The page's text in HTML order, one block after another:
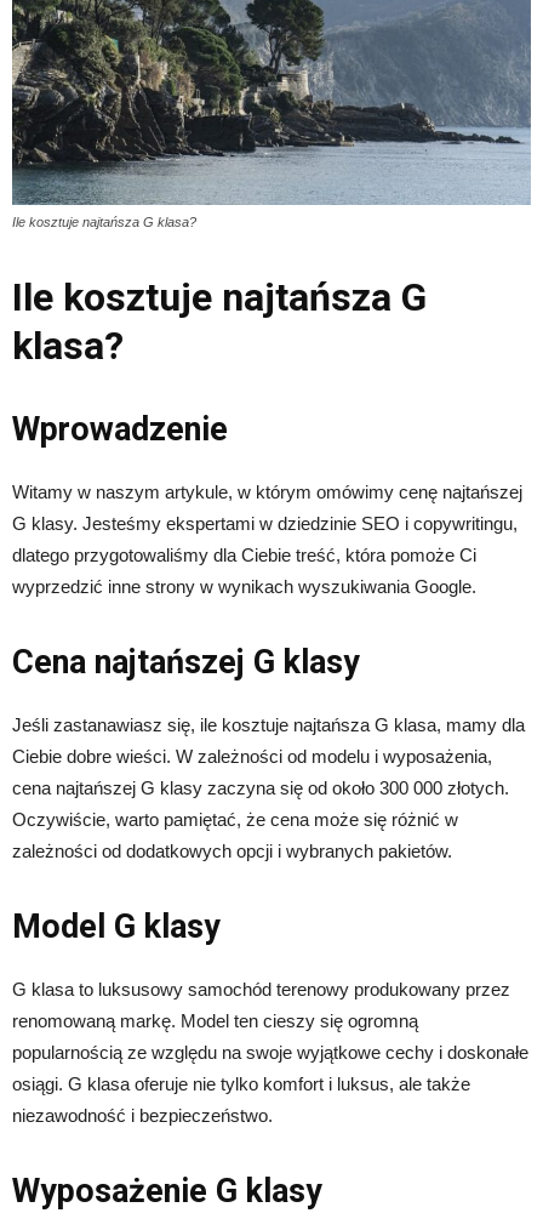
Ile kosztuje najtańsza G klasa?
Ile kosztuje najtańsza G
klasa?
Wprowadzenie
Witamy w naszym artykule, w którym omówimy cenę najtańszej
G klasy. Jesteśmy ekspertami w dziedzinie SEO i copywritingu,
dlatego przygotowaliśmy dla Ciebie treść, która pomoże Ci
wyprzedzić inne strony w wynikach wyszukiwania Google.
Cena najtańszej G klasy
Jeśli zastanawiasz się, ile kosztuje najtańsza G klasa, mamy dla
Ciebie dobre wieści. W zależności od modelu i wyposażenia,
cena najtańszej G klasy zaczyna się od około 300 000 złotych.
Oczywiście, warto pamiętać, że cena może się różnić w
zależności od dodatkowych opcji i wybranych pakietów.
Model G klasy
G klasa to luksusowy samochód terenowy produkowany przez
renomowaną markę. Model ten cieszy się ogromną
popularnością ze względu na swoje wyjątkowe cechy i doskonałe
osiągi. G klasa oferuje nie tylko komfort i luksus, ale także
niezawodność i bezpieczeństwo.
Wyposażenie G klasy